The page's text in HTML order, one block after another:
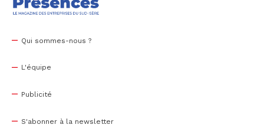
Qui sommes-nous ?
L'équipe
Publicité
S'abonner à la newsletter